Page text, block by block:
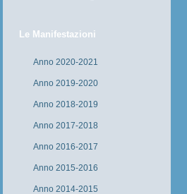
Le Manifestazioni
Anno 2020-2021
Anno 2019-2020
Anno 2018-2019
Anno 2017-2018
Anno 2016-2017
Anno 2015-2016
Anno 2014-2015